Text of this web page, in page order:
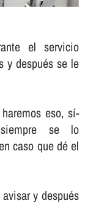
el servicio
y después se le
haremos eso, sí­
se lo
caso que dé el
y después